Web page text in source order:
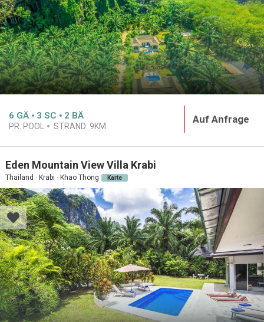
6 GÄ 3 SC 2 BÄ
PR. POOL STRAND: 9KM
Auf Anfrage
Eden Mountain View Villa Krabi
Thailand · Krabi · Khao Thong Karte